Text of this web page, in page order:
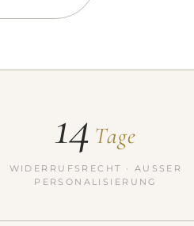
14 Tage
WIDERRUFSRECHT · AUSSER P
ERSONALISIERUNG